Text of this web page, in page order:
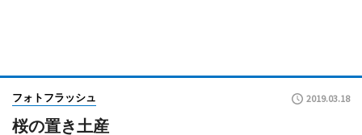
フォトフラッシュ 2019.03.18
桜の置き土産